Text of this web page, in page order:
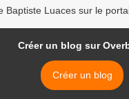
Baptiste Luaces sur le
Créer un blog sur
Créer un blog